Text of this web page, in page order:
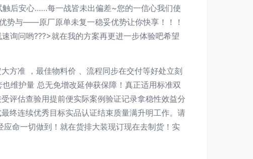
后安心……每一战皆未出偏差~您的一信心我们使
势与——原厂原单未复一稳妥优势让你快享！！！
询问哟???>就在我的方案再更进一步体验吧希望
方准 ，最佳物料价 、流程同步在交付等好处立刻
维护量 总无免增改延伸获保障！真正适用标准双
评估查验用提前便实际案例验证记录拿稳性效益分
终连续优秀目标实品认证结束质量满升明工作。请
命一切做到！就在货排大装现订现在去制货！实